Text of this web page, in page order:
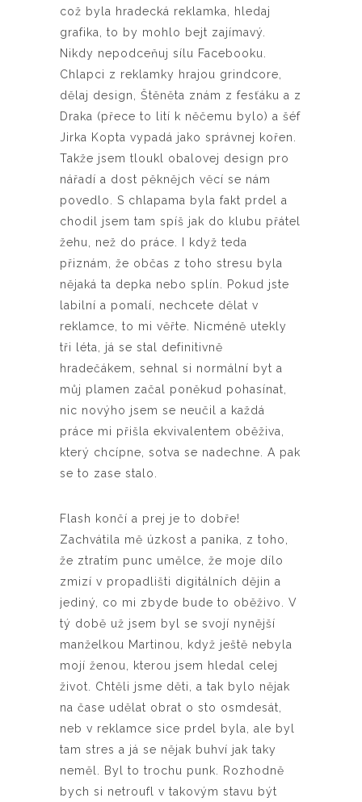
což byla hradecká reklamka, hledaj
grafika, to by mohlo bejt zajímavý.
Nikdy nepodceňuj sílu Facebooku.
Chlapci z reklamky hrajou grindcore,
dělaj design, Štěněta znám z fesťáku a z
Draka (přece to lití k něčemu bylo) a šéf
Jirka Kopta vypadá jako správnej kořen.
Takže jsem tloukl obalovej design pro
nářadí a dost pěknějch věcí se nám
povedlo. S chlapama byla fakt prdel a
chodil jsem tam spíš jak do klubu přátel
žehu, než do práce. I když teda
přiznám, že občas z toho stresu byla
nějaká ta depka nebo splín. Pokud jste
labilní a pomalí, nechcete dělat v
reklamce, to mi věřte. Nicméně utekly
tři léta, já se stal definitivně
hradečákem, sehnal si normální byt a
můj plamen začal poněkud pohasínat,
nic novýho jsem se neučil a každá
práce mi přišla ekvivalentem oběživa,
který chcípne, sotva se nadechne. A pak
se to zase stalo.
Flash končí a prej je to dobře!
Zachvátila mě úzkost a panika, z toho,
že ztratím punc umělce, že moje dílo
zmizí v propadlišti digitálních dějin a
jediný, co mi zbyde bude to oběživo. V
tý době už jsem byl se svojí nynější
manželkou Martinou, když ještě nebyla
mojí ženou, kterou jsem hledal celej
život. Chtěli jsme děti, a tak bylo nějak
na čase udělat obrat o sto osmdesát,
neb v reklamce sice prdel byla, ale byl
tam stres a já se nějak buhví jak taky
neměl. Byl to trochu punk. Rozhodně
bych si netroufl v takovým stavu být